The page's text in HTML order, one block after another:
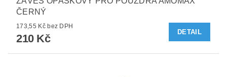
ČERNÝ
173,55 Kč bez DPH
210 Kč
DETAIL